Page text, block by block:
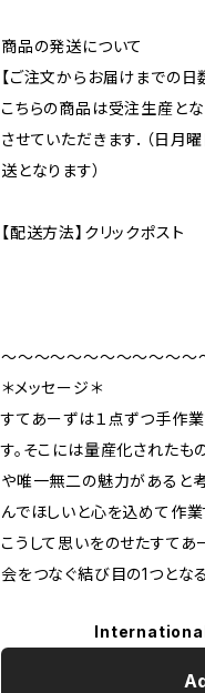
商品の発送について
【ご注文からお届けまでの日
こちらの商品は受注生産と
させていただきます．（日月
送となります）
【配送方法】クリックポスト
〜〜〜〜〜〜〜〜〜〜〜
＊メッセージ＊
すてあーずは１点ずつ手作
す。そこには量産化されたも
や唯一無二の魅力があると
んでほしいと心を込めて作業
こうして思いをのせたすてあ
会をつなぐ結び目の1つとな